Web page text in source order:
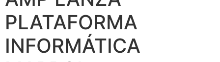
PLATAFORMA
INFORMÁTICA